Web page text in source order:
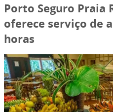
Porto Seguro Praia
oferece serviço de
horas